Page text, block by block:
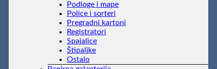
Podloge i mape
Police i sorteri
Pregradni kartoni
Registratori
Spajalice
Štipaljke
Ostalo